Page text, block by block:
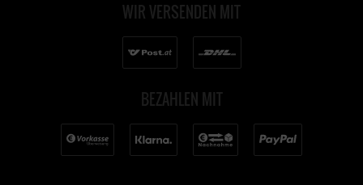
WIR VERSENDEN MIT
BEZAHLEN MIT